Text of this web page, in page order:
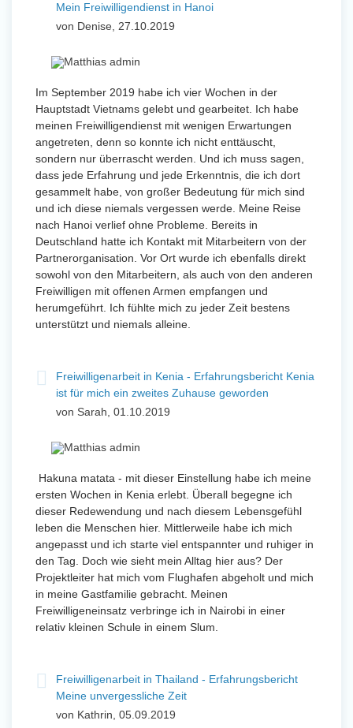
Mein Freiwilligendienst in Hanoi
von Denise, 27.10.2019
Im September 2019 habe ich vier Wochen in der
Hauptstadt Vietnams gelebt und gearbeitet. Ich habe
meinen Freiwilligendienst mit wenigen Erwartungen
angetreten, denn so konnte ich nicht enttäuscht,
sondern nur überrascht werden. Und ich muss sagen,
dass jede Erfahrung und jede Erkenntnis, die ich dort
gesammelt habe, von großer Bedeutung für mich sind
und ich diese niemals vergessen werde. Meine Reise
nach Hanoi verlief ohne Probleme. Bereits in
Deutschland hatte ich Kontakt mit Mitarbeitern von der
Partnerorganisation. Vor Ort wurde ich ebenfalls direkt
sowohl von den Mitarbeitern, als auch von den anderen
Freiwilligen mit offenen Armen empfangen und
herumgeführt. Ich fühlte mich zu jeder Zeit bestens
unterstützt und niemals alleine.
Freiwilligenarbeit in Kenia - Erfahrungsbericht Kenia
ist für mich ein zweites Zuhause geworden
von Sarah, 01.10.2019
Hakuna matata - mit dieser Einstellung habe ich meine
ersten Wochen in Kenia erlebt. Überall begegne ich
dieser Redewendung und nach diesem Lebensgefühl
leben die Menschen hier. Mittlerweile habe ich mich
angepasst und ich starte viel entspannter und ruhiger in
den Tag. Doch wie sieht mein Alltag hier aus? Der
Projektleiter hat mich vom Flughafen abgeholt und mich
in meine Gastfamilie gebracht. Meinen
Freiwilligeneinsatz verbringe ich in Nairobi in einer
relativ kleinen Schule in einem Slum.
Freiwilligenarbeit in Thailand - Erfahrungsbericht
Meine unvergessliche Zeit
von Kathrin, 05.09.2019